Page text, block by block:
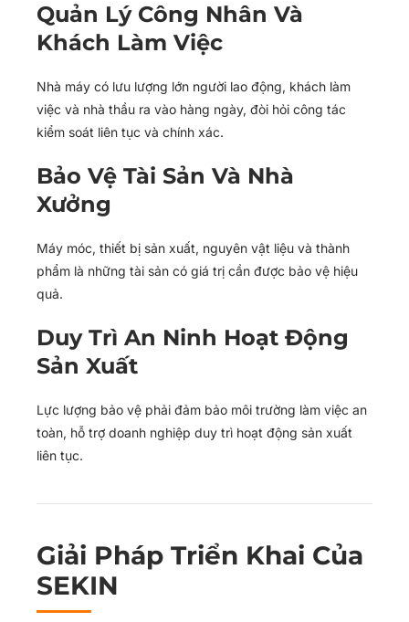
Quản Lý Công Nhân Và
Khách Làm Việc
Nhà máy có lưu lượng lớn người lao động, khách làm
việc và nhà thầu ra vào hàng ngày, đòi hỏi công tác
kiểm soát liên tục và chính xác.
Bảo Vệ Tài Sản Và Nhà
Xưởng
Máy móc, thiết bị sản xuất, nguyên vật liệu và thành
phẩm là những tài sản có giá trị cần được bảo vệ hiệu
quả.
Duy Trì An Ninh Hoạt Động
Sản Xuất
Lực lượng bảo vệ phải đảm bảo môi trường làm việc an
toàn, hỗ trợ doanh nghiệp duy trì hoạt động sản xuất
liên tục.
Giải Pháp Triển Khai Của
SEKIN